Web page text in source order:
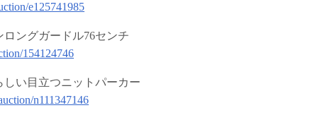
e125741985
ングガードル76センチ
154124746
い目立つニットパーカー
n111347146